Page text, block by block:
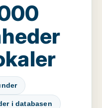
i databasen